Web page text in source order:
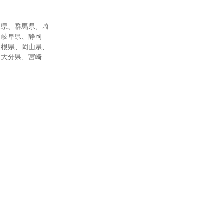
、群馬県、埼
阜県、静岡
県、岡山県、
分県、宮崎